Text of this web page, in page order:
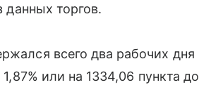
данных торгов.
всего два рабочих дня
или на 1334,06 пункта